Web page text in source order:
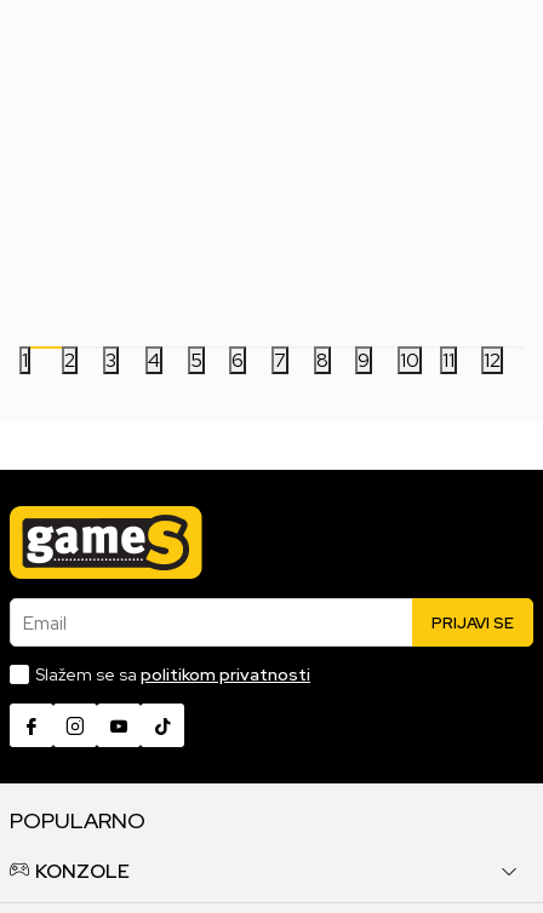
1 2 3 4 5 6 7 8 9 10 11 12
Email PRIJAVI SE
Slažem se sa politikom privatnosti
POPULARNO
KONZOLE